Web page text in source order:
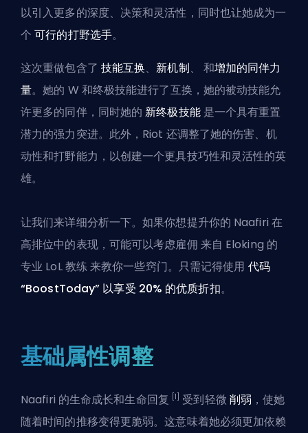
以引入更多的深度、决策和灵活性，同时也让她成为一
个可行的打野选手。
这次重做包含了 技能互换、新机制、 和增加的同伴力
量。她的 W 和终极技能进行了互换，她的被动技能允
许更多的同伴，同时她的新终极技能是一个具有重置
潜力的强力突进。此外，Riot 还调整了她的伤害、机
动性和打野能力，以创建一个更具技巧性和灵活性的英
雄。
让我们来详细分析一下。如果你想提升你的 Naafiri 在
高排位中的表现，可能可以考虑雇佣 来自 Eloking 的
专业 LoL 教练来教你一些窍门。只需记得使用 代码
“BoostToday” 以享受 20% 的优质折扣。
基础属性调整
Naafiri 的生命成长和生命回复 [1] 受到轻微 削弱 ，使她
随着时间的推移变得更脆弱。这意味着她必须更加依赖